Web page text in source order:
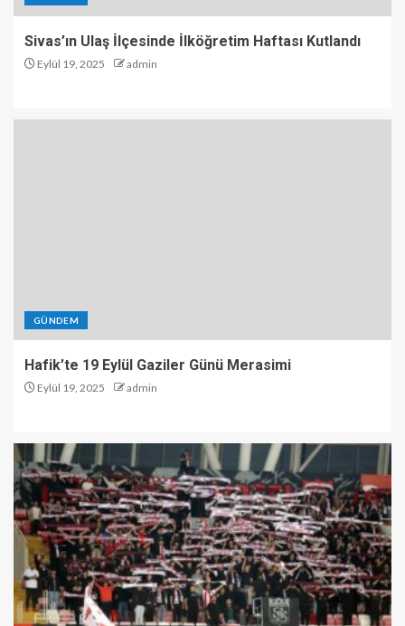
Sivas’ın Ulaş İlçesinde İlköğretim Haftası Kutlandı
Eylül 19, 2025 admin
GÜNDEM
Hafik’te 19 Eylül Gaziler Günü Merasimi
Eylül 19, 2025 admin